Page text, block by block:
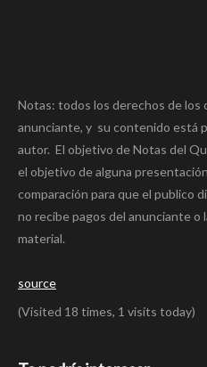
Notas: todos los derechos de los
anunciante, y su contenido está
autor. El objetivo de Notas del
el objetivo de alguna
comparación para que el publico
no recibe pagos del anunciante o
material.
source
(Visited 18 times, 1 visits today)